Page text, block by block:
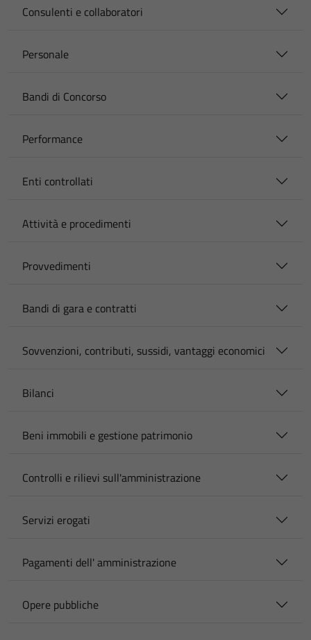
Consulenti e collaboratori
Personale
Bandi di Concorso
Performance
Enti controllati
Attività e procedimenti
Provvedimenti
Bandi di gara e contratti
Sovvenzioni, contributi, sussidi, vantaggi economici
Bilanci
Beni immobili e gestione patrimonio
Controlli e rilievi sull'amministrazione
Servizi erogati
Pagamenti dell' amministrazione
Opere pubbliche